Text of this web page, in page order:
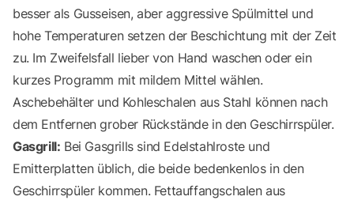
besser als Gusseisen, aber aggressive Spülmittel und
hohe Temperaturen setzen der Beschichtung mit der Zeit
zu. Im Zweifelsfall lieber von Hand waschen oder ein
kurzes Programm mit mildem Mittel wählen.
Aschebehälter und Kohleschalen aus Stahl können nach
dem Entfernen grober Rückstände in den Geschirrspüler.
Gasgrill: Bei Gasgrills sind Edelstahlroste und
Emitterplatten üblich, die beide bedenkenlos in den
Geschirrspüler kommen. Fettauffangschalen aus